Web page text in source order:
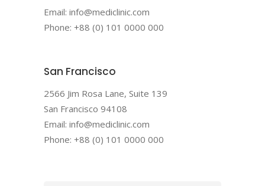
Email: info@mediclinic.com
Phone: +88 (0) 101 0000 000
San Francisco
2566 Jim Rosa Lane, Suite 139
San Francisco 94108
Email: info@mediclinic.com
Phone: +88 (0) 101 0000 000